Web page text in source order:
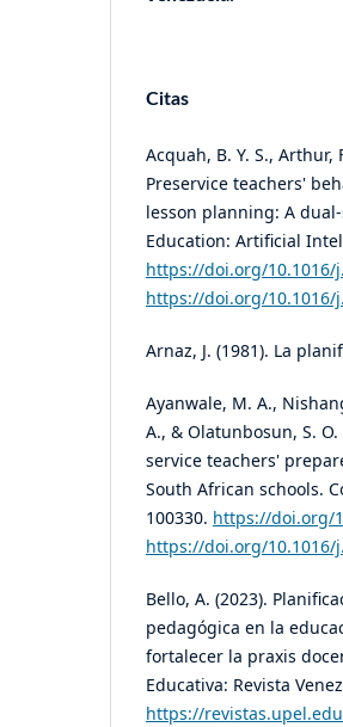
Citas
Acquah, B. Y. S., Arthur,
Preservice teachers'
lesson planning: A
Education: Artificial
https://doi.org/10.1016/
https://doi.org/10.1016/
Arnaz, J. (1981). La
Ayanwale, M. A.,
A., & Olatunbosun, S.
service teachers'
South African schools.
100330. https://doi.org/
https://doi.org/10.1016/
Bello, A. (2023).
pedagógica en la
fortalecer la praxis
Educativa: Revista
https://